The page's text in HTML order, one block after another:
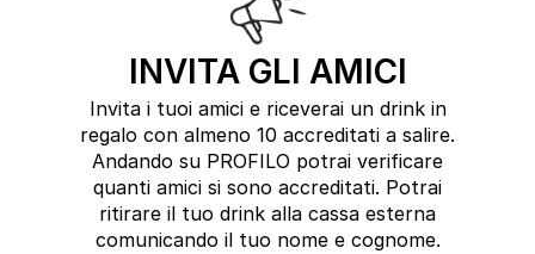
INVITA GLI AMICI
Invita i tuoi amici e riceverai un drink in
regalo con almeno 10 accreditati a salire.
Andando su PROFILO potrai verificare
quanti amici si sono accreditati. Potrai
ritirare il tuo drink alla cassa esterna
comunicando il tuo nome e cognome.